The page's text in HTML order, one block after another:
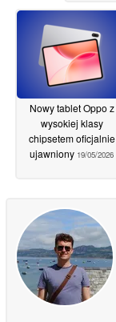
Nowy tablet Oppo z
wysokiej klasy
chipsetem oficjalnie
ujawniony 19/05/2026